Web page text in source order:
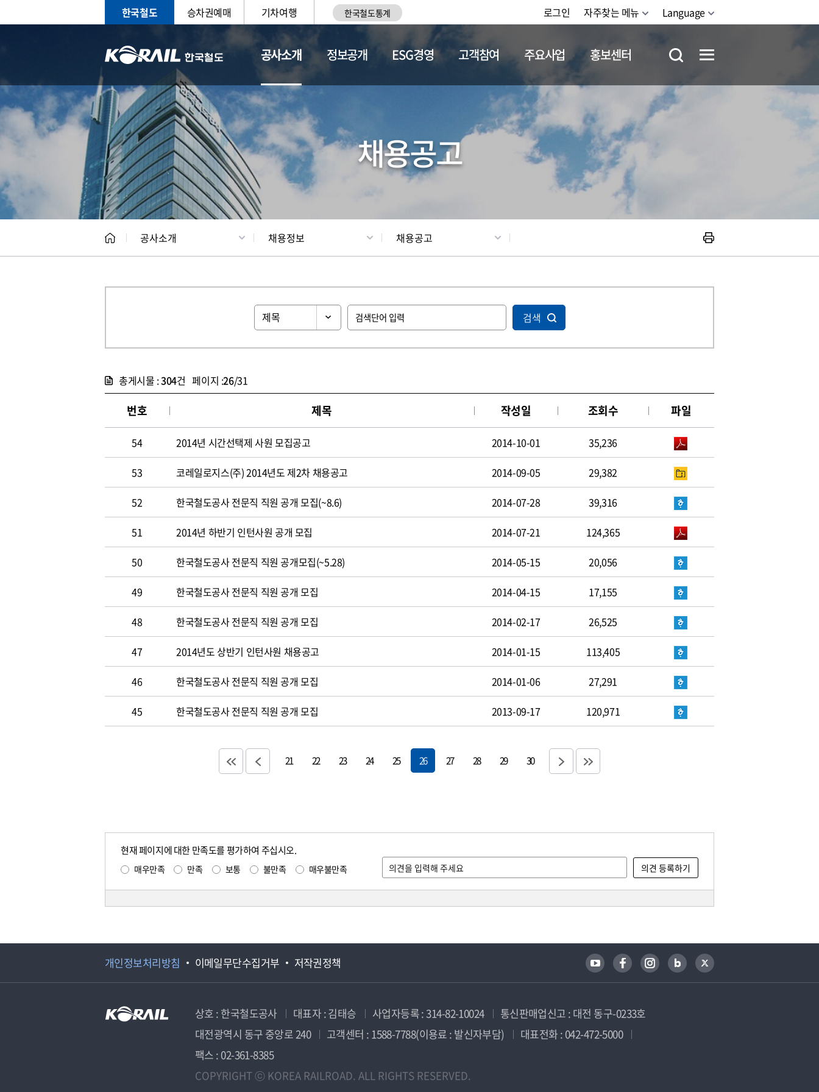
한국철도 승차권예매 기차여행 한국철도통계 로그인 자주찾는 메뉴 Language
공사소개
CEO 일반현황 채용정보
정보공개 ESG경영 고객참여 주요사업 홍보센터
채용공고
공사소개 채용정보 채용공고
검색
총게시물 :304건 페이지 :26/31
번호 제목 작성일 조회수 파일
54 2014년 시간선택제 사원 모집공고 2014-10-01 35,236
53 코레일로지스(주) 2014년도 제2차 채용공고 2014-09-05 29,382
52 한국철도공사 전문직 직원 공개 모집(~8.6) 2014-07-28 39,316
51 2014년 하반기 인턴사원 공개 모집 2014-07-21 124,365
50 한국철도공사 전문직 직원 공개모집(~5.28) 2014-05-15 20,056
49 한국철도공사 전문직 직원 공개 모집 2014-04-15 17,155
48 한국철도공사 전문직 직원 공개 모집 2014-02-17 26,525
47 2014년도 상반기 인턴사원 채용공고 2014-01-15 113,405
46 한국철도공사 전문직 직원 공개 모집 2014-01-06 27,291
45 한국철도공사 전문직 직원 공개 모집 2013-09-17 120,971
21 22 23 24 25 26 27 28 29 30
현재 페이지에 대한 만족도를 평가하여 주십시오.
매우만족 만족 보통 불만족 매우불만족
개인정보처리방침 이메일무단수집거부 저작권정책
상호 : 한국철도공사 대표자 : 김태승 사업자등록 : 314-82-10024
통신판매업신고 : 대전 동구-0233호
대전광역시 동구 중앙로 240
고객센터 : 1588-7788(이용료 : 발신자부담)
대표전화 : 042-472-5000
팩스 : 02-361-8385
COPYRIGHT ⓒ KOREA RAILROAD. ALL RIGHTS RESERVED.